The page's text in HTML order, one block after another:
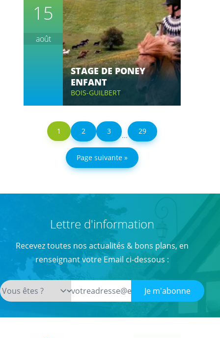
15
août
STAGE DE PONEY
ENFANT
BOIS-GUILBERT
1 2 3 ... 29
Page suivante »
Lettre d'information
Recevez toutes nos actualités & bons plans, en
renseignant votre Email ci-dessous :
Je m'abonne